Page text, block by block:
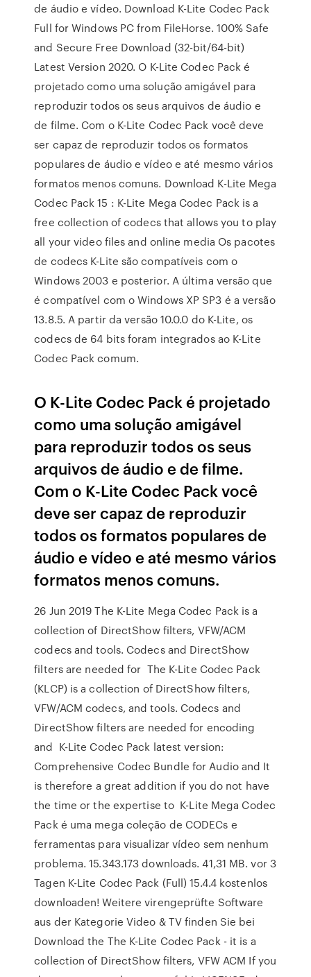
de áudio e vídeo. Download K-Lite Codec Pack
Full for Windows PC from FileHorse. 100% Safe
and Secure Free Download (32-bit/64-bit)
Latest Version 2020. O K-Lite Codec Pack é
projetado como uma solução amigável para
reproduzir todos os seus arquivos de áudio e
de filme. Com o K-Lite Codec Pack você deve
ser capaz de reproduzir todos os formatos
populares de áudio e vídeo e até mesmo vários
formatos menos comuns. Download K-Lite Mega
Codec Pack 15 : K-Lite Mega Codec Pack is a
free collection of codecs that allows you to play
all your video files and online media Os pacotes
de codecs K-Lite são compatíveis com o
Windows 2003 e posterior. A última versão que
é compatível com o Windows XP SP3 é a versão
13.8.5. A partir da versão 10.0.0 do K-Lite, os
codecs de 64 bits foram integrados ao K-Lite
Codec Pack comum.
O K-Lite Codec Pack é projetado
como uma solução amigável
para reproduzir todos os seus
arquivos de áudio e de filme.
Com o K-Lite Codec Pack você
deve ser capaz de reproduzir
todos os formatos populares de
áudio e vídeo e até mesmo vários
formatos menos comuns.
26 Jun 2019 The K-Lite Mega Codec Pack is a
collection of DirectShow filters, VFW/ACM
codecs and tools. Codecs and DirectShow
filters are needed for The K-Lite Codec Pack
(KLCP) is a collection of DirectShow filters,
VFW/ACM codecs, and tools. Codecs and
DirectShow filters are needed for encoding
and K-Lite Codec Pack latest version:
Comprehensive Codec Bundle for Audio and It
is therefore a great addition if you do not have
the time or the expertise to K-Lite Mega Codec
Pack é uma mega coleção de CODECs e
ferramentas para visualizar vídeo sem nenhum
problema. 15.343.173 downloads. 41,31 MB. vor 3
Tagen K-Lite Codec Pack (Full) 15.4.4 kostenlos
downloaden! Weitere virengeprüfte Software
aus der Kategorie Video & TV finden Sie bei
Download the The K-Lite Codec Pack - it is a
collection of DirectShow filters, VFW ACM If you